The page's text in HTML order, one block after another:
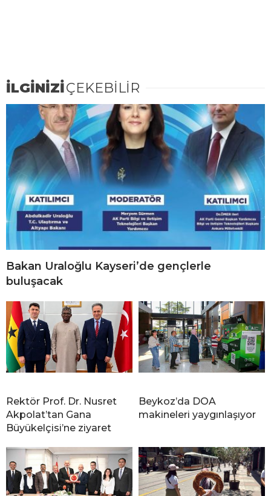
İLGİNİZİÇEKEBİLİR
Bakan Uraloğlu Kayseri’de gençlerle
buluşacak
Rektör Prof. Dr. Nusret
Akpolat’tan Gana
Büyükelçisi’ne ziyaret
Beykoz’da DOA
makineleri yaygınlaşıyor